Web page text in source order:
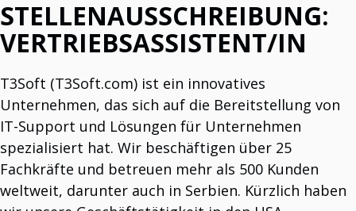
Stellenausschreibung: Vertriebsassistent/in
Auf der Suche nach einem neuen Talent!
US-Geschäftsstart
Ab 2025 sind wir in den USA vertreten.
Das TAP Smart Factory-System reduziert Ausschuss
drastisch.
Partner bei der Ausschussreduzierung.
Die TAP „T3Soft Agile Platform“ wurde in „TAP Smart
Factory“ umbenannt. Diese Namensänderung unterstreicht
den Fokus auf intelligente Produktionslösungen und
verdeutlicht die Weiterentwicklung unserer Plattform hin
zu einem klaren, marktorientierte
Multimodular. Integriert. Getestet. Leistungsstark.
STELLENAUSSCHREIBUNG:
VERTRIEBSASSISTENT/IN
T3Soft (T3Soft.com) ist ein innovatives
Unternehmen, das sich auf die Bereitstellung von
IT-Support und Lösungen für Unternehmen
spezialisiert hat. Wir beschäftigen über 25
Fachkräfte und betreuen mehr als 500 Kunden
weltweit, darunter auch in Serbien. Kürzlich haben